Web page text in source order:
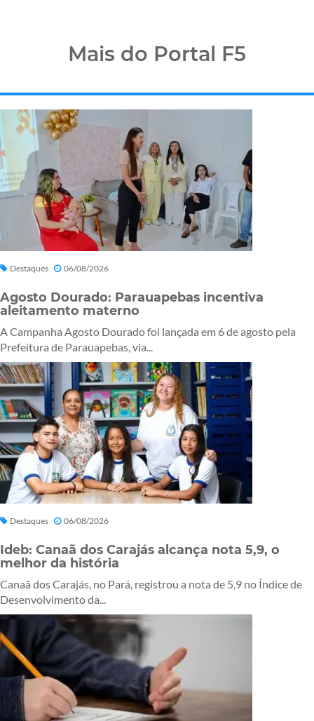
Mais do Portal F5
Destaques 06/08/2026
Agosto Dourado: Parauapebas incentiva
aleitamento materno
A Campanha Agosto Dourado foi lançada em 6 de agosto pela
Prefeitura de Parauapebas, via...
Destaques 06/08/2026
Ideb: Canaã dos Carajás alcança nota 5,9, o
melhor da história
Canaã dos Carajás, no Pará, registrou a nota de 5,9 no Índice de
Desenvolvimento da...